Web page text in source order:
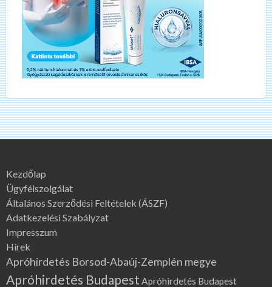
Kezdőlap
Ügyfélszolgálat
Általános Szerződési Feltételek (ÁSZF)
Adatkezelési Szabályzat
Impresszum
Hírek
Apróhirdetés Borsod-Abaúj-Zemplén megye
Apróhirdetés Budapest Apróhirdetés Budapest